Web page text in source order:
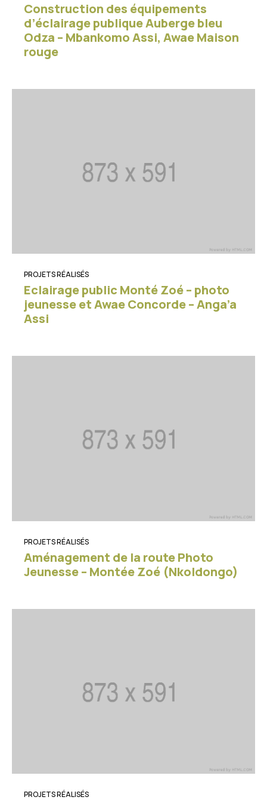
Construction des équipements
d’éclairage publique Auberge bleu
Odza – Mbankomo Assi, Awae Maison
rouge
PROJETS RÉALISÉS
Eclairage public Monté Zoé – photo
jeunesse et Awae Concorde – Anga’a
Assi
PROJETS RÉALISÉS
Aménagement de la route Photo
Jeunesse – Montée Zoé (Nkoldongo)
PROJETS RÉALISÉS